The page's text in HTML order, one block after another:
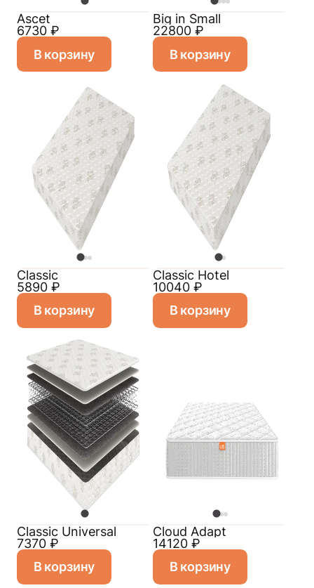
Ascet
6730 ₽
В корзину
Big in Small
22800 ₽
В корзину
Classic
5890 ₽
В корзину
Classic Hotel
10040 ₽
В корзину
Classiс Universal
7370 ₽
В корзину
Cloud Adapt
14120 ₽
В корзину